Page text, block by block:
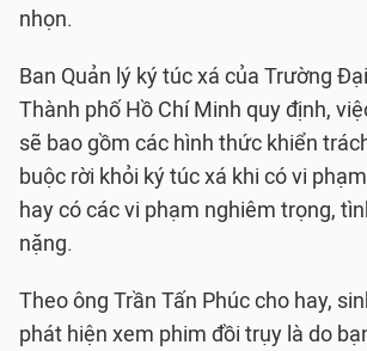
nhọn.
Ban Quản lý ký túc xá của Trường
Thành phố Hồ Chí Minh quy định,
sẽ bao gồm các hình thức khiển
buộc rời khỏi ký túc xá khi có vi
hay có các vi phạm nghiêm trọng,
nặng.
Theo ông Trần Tấn Phúc cho hay,
phát hiện xem phim đồi trụy là do